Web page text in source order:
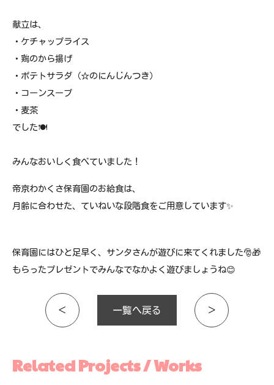
献立は、
・ケチャップライス
・鶏のから揚げ
・ポテトサラダ（☆のにんじんつき）
・コーンスープ
・麦茶
でした🍽
みんなおいしく食べていました！
帝京わかくさ保育園のお給食は、
月齢に合わせた、ていねいな段階食をご用意しています✨
保育園にはひと足早く、サンタさんが遊びに来てくれました🎅🎁
もらったプレゼントでみんなでなかよく遊びましょうね😊
＜ 一覧へ戻る ＞
Related Projects / Works